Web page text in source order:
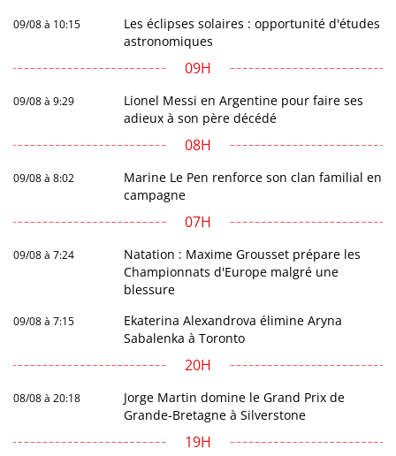
09/08 à 10:15
Les éclipses solaires : opportunité d'études
astronomiques
09H
09/08 à 9:29
Lionel Messi en Argentine pour faire ses
adieux à son père décédé
08H
09/08 à 8:02
Marine Le Pen renforce son clan familial en
campagne
07H
09/08 à 7:24
Natation : Maxime Grousset prépare les
Championnats d'Europe malgré une
blessure
09/08 à 7:15
Ekaterina Alexandrova élimine Aryna
Sabalenka à Toronto
20H
08/08 à 20:18
Jorge Martin domine le Grand Prix de
Grande-Bretagne à Silverstone
19H